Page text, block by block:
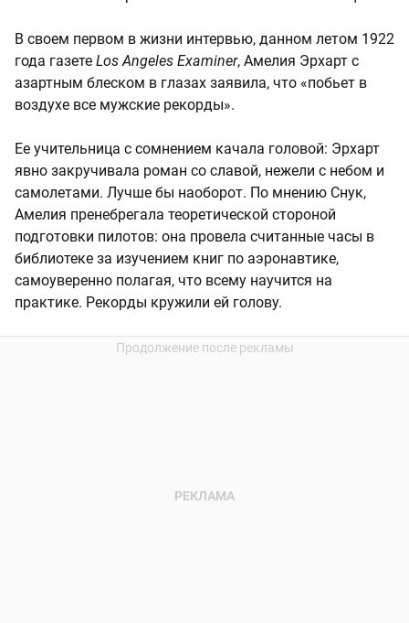
В своем первом в жизни интервью, данном летом 1922
года газете Los Angeles Examiner, Амелия Эрхарт с
азартным блеском в глазах заявила, что «побьет в
воздухе все мужские рекорды».
Ее учительница с сомнением качала головой: Эрхарт
явно закручивала роман со славой, нежели с небом и
самолетами. Лучше бы наоборот. По мнению Снук,
Амелия пренебрегала теоретической стороной
подготовки пилотов: она провела считанные часы в
библиотеке за изучением книг по аэронавтике,
самоуверенно полагая, что всему научится на
практике. Рекорды кружили ей голову.